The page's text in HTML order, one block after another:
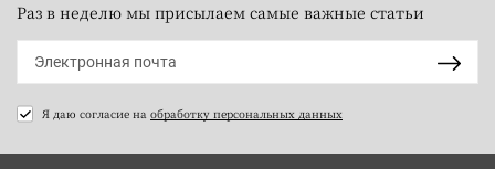
Раз в неделю мы присылаем самые важные статьи
Я даю согласие на обработку персональных данных